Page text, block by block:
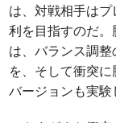
は、対戦相手は
利を目指すのだ
は、バランス調
を、そして衝突
バージョンも実験